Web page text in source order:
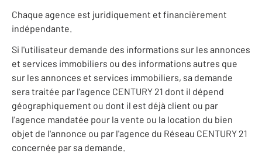
Chaque agence est juridiquement et financièrement
indépendante.
Si l'utilisateur demande des informations sur les annonces
et services immobiliers ou des informations autres que
sur les annonces et services immobiliers, sa demande
sera traitée par l'agence CENTURY 21 dont il dépend
géographiquement ou dont il est déjà client ou par
l'agence mandatée pour la vente ou la location du bien
objet de l'annonce ou par l'agence du Réseau CENTURY 21
concernée par sa demande.